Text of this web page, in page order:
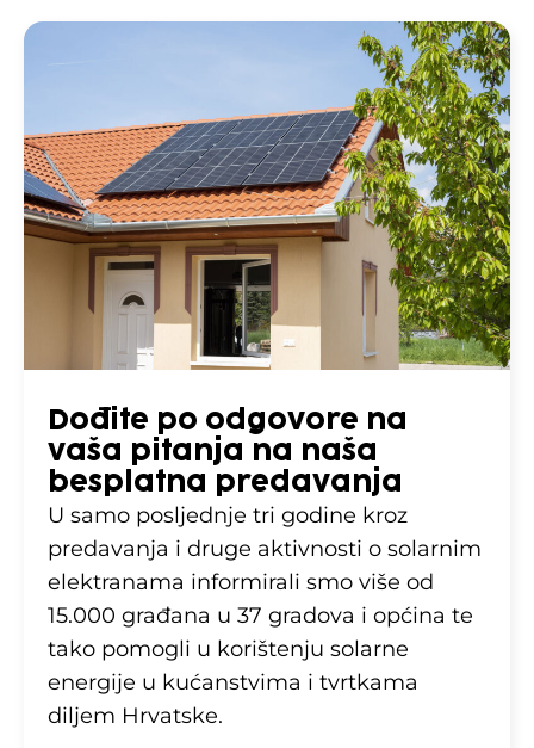
Dođite po odgovore na
vaša pitanja na naša
besplatna predavanja
U samo posljednje tri godine kroz
predavanja i druge aktivnosti o solarnim
elektranama informirali smo više od
15.000 građana u 37 gradova i općina te
tako pomogli u korištenju solarne
energije u kućanstvima i tvrtkama
diljem Hrvatske.